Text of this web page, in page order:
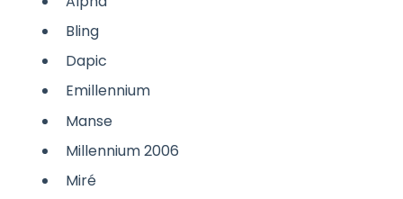
Bling
Dapic
Emillennium
Manse
Millennium 2006
Miré